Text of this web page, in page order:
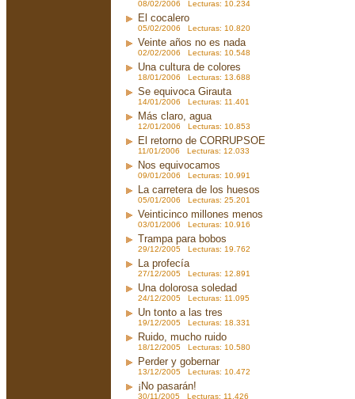
08/02/2006 Lecturas: 10.234
El cocalero
05/02/2006 Lecturas: 10.820
Veinte años no es nada
02/02/2006 Lecturas: 10.548
Una cultura de colores
18/01/2006 Lecturas: 13.688
Se equivoca Girauta
14/01/2006 Lecturas: 11.401
Más claro, agua
12/01/2006 Lecturas: 10.853
El retorno de CORRUPSOE
11/01/2006 Lecturas: 12.033
Nos equivocamos
09/01/2006 Lecturas: 10.991
La carretera de los huesos
05/01/2006 Lecturas: 25.201
Veinticinco millones menos
03/01/2006 Lecturas: 10.916
Trampa para bobos
29/12/2005 Lecturas: 19.762
La profecía
27/12/2005 Lecturas: 12.891
Una dolorosa soledad
24/12/2005 Lecturas: 11.095
Un tonto a las tres
19/12/2005 Lecturas: 18.331
Ruido, mucho ruido
18/12/2005 Lecturas: 10.580
Perder y gobernar
13/12/2005 Lecturas: 10.472
¡No pasarán!
30/11/2005 Lecturas: 11.426